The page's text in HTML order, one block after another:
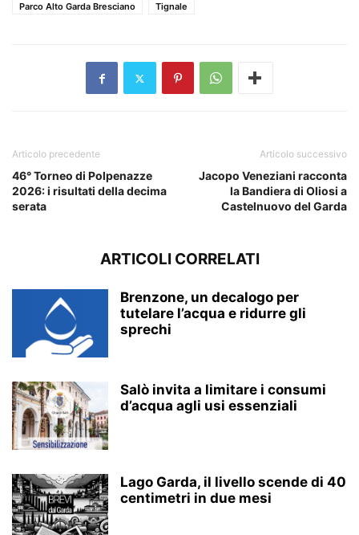
Parco Alto Garda Bresciano
Tignale
Articolo precedente
46° Torneo di Polpenazze
2026: i risultati della decima
serata
Articolo successivo
Jacopo Veneziani racconta
la Bandiera di Oliosi a
Castelnuovo del Garda
ARTICOLI CORRELATI
Brenzone, un decalogo per
tutelare l’acqua e ridurre gli
sprechi
Salò invita a limitare i consumi
d’acqua agli usi essenziali
Lago Garda, il livello scende di 40
centimetri in due mesi